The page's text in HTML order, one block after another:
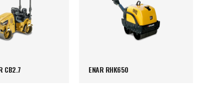
CB2.7 ENAR RHK650